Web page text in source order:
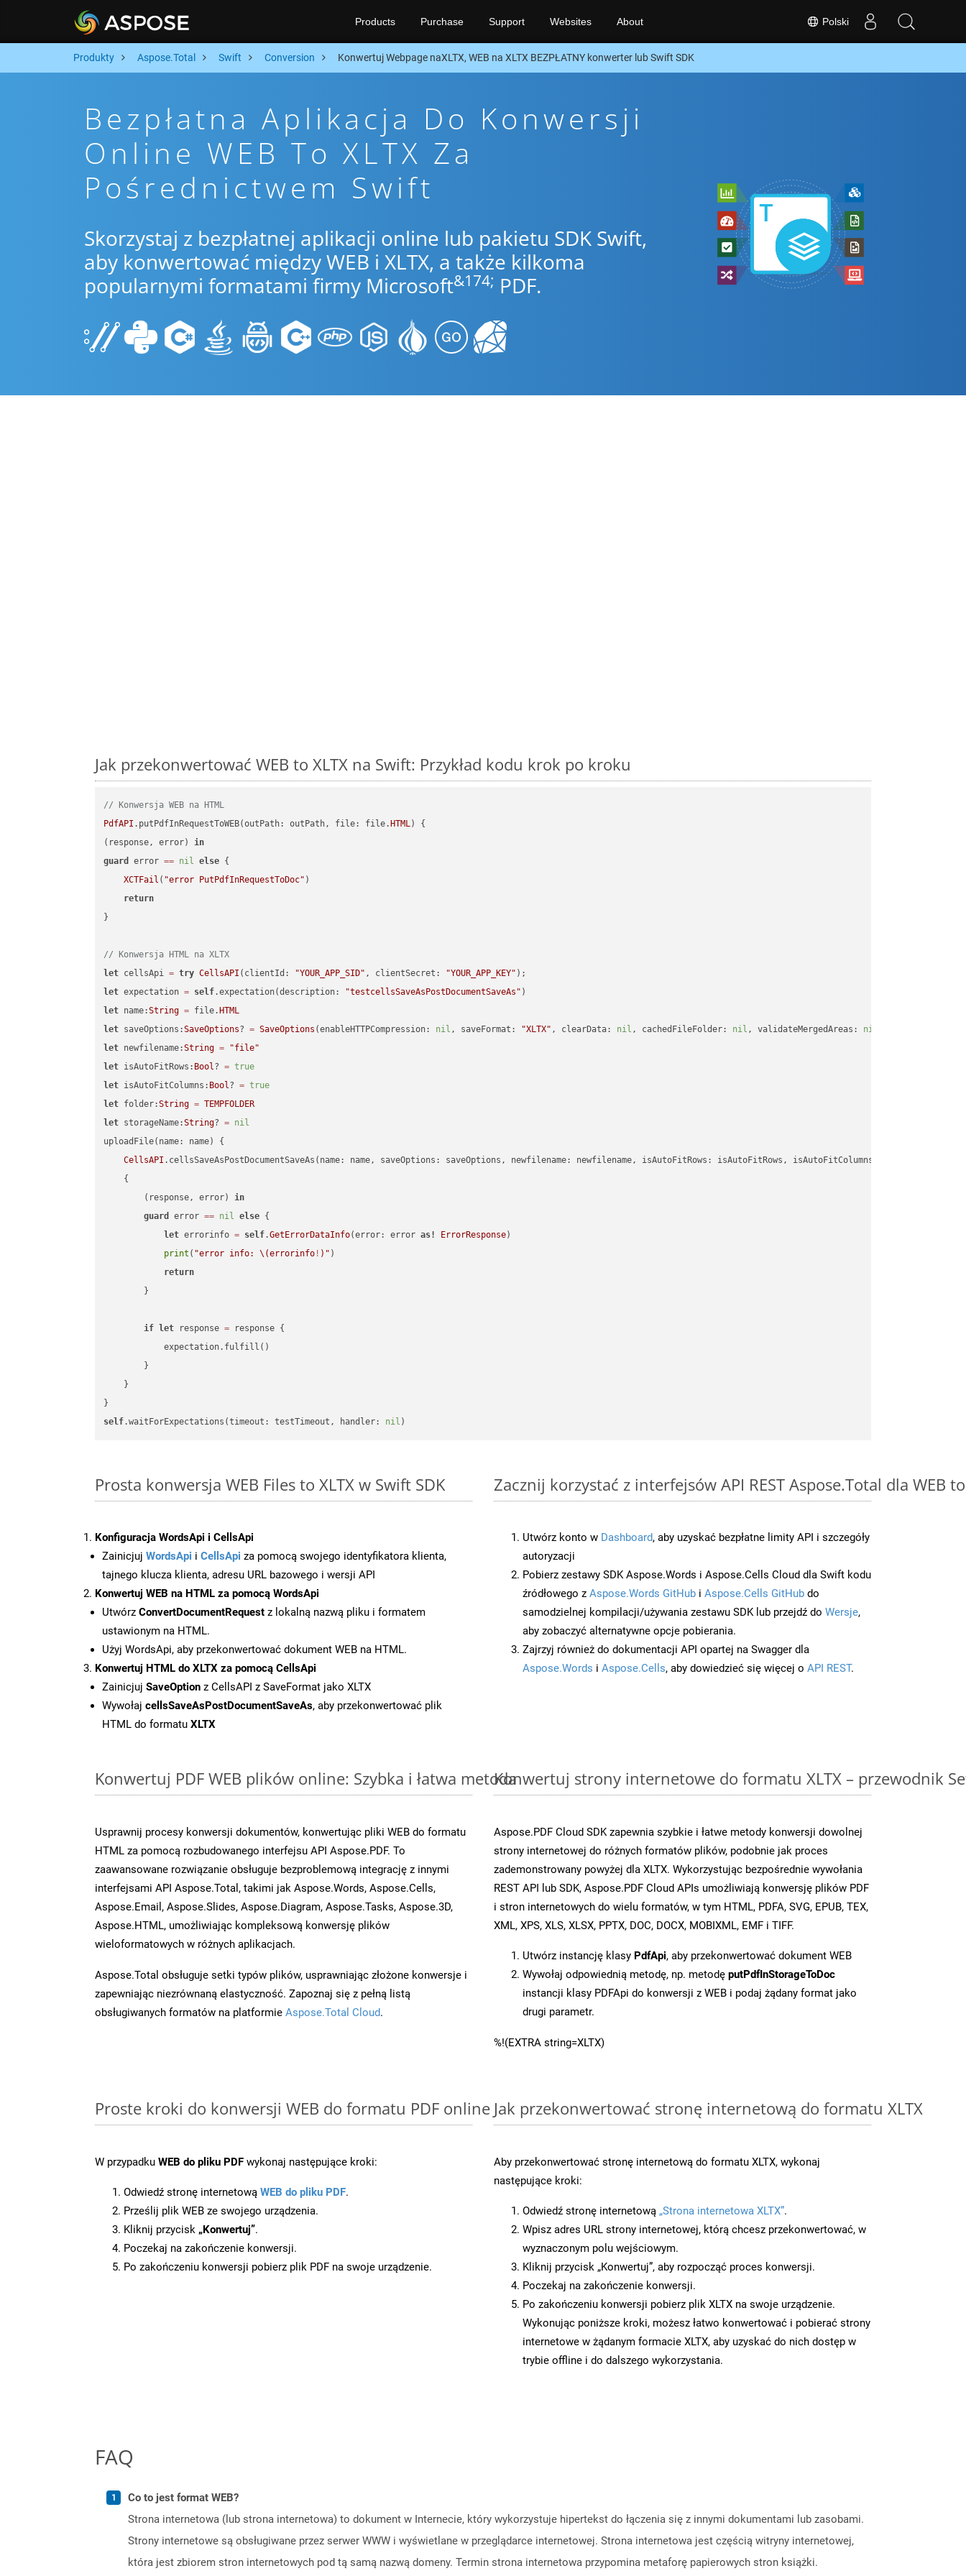
Polski
Products Purchase Support Websites About
Produkty Aspose.Total Swift Conversion Konwertuj Webpage naXLTX, WEB na XLTX BEZPŁATNY konwerter lub Swift SDK
Bezpłatna Aplikacja Do Konwersji
Online WEB To XLTX Za
Pośrednictwem Swift
Skorzystaj z bezpłatnej aplikacji online lub pakietu SDK Swift,
aby konwertować między WEB i XLTX, a także kilkoma
popularnymi formatami firmy Microsoft&174; PDF.
Jak przekonwertować WEB to XLTX na Swift: Przykład kodu krok po kroku
// Konwersja WEB na HTML
PdfAPI .putPdfInRequestToWEB(outPath: outPath, file: file. HTML) {
(response, error) in
guard
error == nil else {
XCTFail ( "error PutPdfInRequestToDoc" )
return
}
// Konwersja HTML na XLTX
let cellsApi = try CellsAPI (clientId: "YOUR_APP_SID" , clientSecret: "YOUR_APP_KEY"
let expectation = self.expectation(description: "testcellsSaveAsPostDocumentSaveAs"
let name:String = file. HTML
let saveOptions:SaveOptions? = SaveOptions (enableHTTPCompression: nil , saveFormat: "XLTX" , clearData: nil , cachedFileFolder: nil , validateMergedAreas: nil
let newfilename:String =
"file"
let isAutoFitRows: Bool? = true
let isAutoFitColumns: Bool? = true
let folder:String = TEMPFOLDER
let storageName:String? = nil
uploadFile(name: name) {
CellsAPI .cellsSaveAsPostDocumentSaveAs(name: name, saveOptions: saveOptions, newfilename: newfilename, isAutoFitRows: isAutoFitRows, isAutoFitColumns:
    {
        (response, error)
in
guard
error == nil else {
let errorinfo = self.GetErrorDataInfo(error: error as! ErrorResponse)
print ( "error info: \(errorinfo ! ) " )
return
        }
if let response = response {
            expectation.fulfill()
        }
    }
self.waitForExpectations(timeout: testTimeout, handler: nil
Prosta konwersja WEB Files to XLTX w Swift SDK
Konfiguracja WordsApi i CellsApi
Zainicjuj WordsApi i CellsApi za pomocą swojego identyfikatora klienta,
tajnego klucza klienta, adresu URL bazowego i wersji API
Konwertuj WEB na HTML za pomocą WordsApi
Utwórz ConvertDocumentRequest z lokalną nazwą pliku i formatem
ustawionym na HTML.
Użyj WordsApi, aby przekonwertować dokument WEB na HTML.
Konwertuj HTML do XLTX za pomocą CellsApi
Zainicjuj SaveOption z CellsAPI z SaveFormat jako XLTX
Wywołaj cellsSaveAsPostDocumentSaveAs, aby przekonwertować plik
HTML do formatu XLTX
Zacznij korzystać z interfejsów API REST Aspose.Total dla WEB to
Utwórz konto w Dashboard, aby uzyskać bezpłatne limity API i szczegóły
autoryzacji
Pobierz zestawy SDK Aspose.Words i Aspose.Cells Cloud dla Swift kodu
źródłowego z Aspose.Words GitHub i Aspose.Cells GitHub do
samodzielnej kompilacji/używania zestawu SDK lub przejdź do Wersje,
aby zobaczyć alternatywne opcje pobierania.
Zajrzyj również do dokumentacji API opartej na Swagger dla
Aspose.Words i Aspose.Cells, aby dowiedzieć się więcej o API REST.
Konwertuj PDF WEB plików online: Szybka i łatwa metoda
Usprawnij procesy konwersji dokumentów, konwertując pliki WEB do formatu
HTML za pomocą rozbudowanego interfejsu API Aspose.PDF. To
zaawansowane rozwiązanie obsługuje bezproblemową integrację z innymi
interfejsami API Aspose.Total, takimi jak Aspose.Words, Aspose.Cells,
Aspose.Email, Aspose.Slides, Aspose.Diagram, Aspose.Tasks, Aspose.3D,
Aspose.HTML, umożliwiając kompleksową konwersję plików
wieloformatowych w różnych aplikacjach.
Aspose.Total obsługuje setki typów plików, usprawniając złożone konwersje i
zapewniając niezrównaną elastyczność. Zapoznaj się z pełną listą
obsługiwanych formatów na platformie Aspose.Total Cloud.
Konwertuj strony internetowe do formatu XLTX – przewodnik
Aspose.PDF Cloud SDK zapewnia szybkie i łatwe metody konwersji dowolnej
strony internetowej do różnych formatów plików, podobnie jak proces
zademonstrowany powyżej dla XLTX. Wykorzystując bezpośrednie wywołania
REST API lub SDK, Aspose.PDF Cloud APIs umożliwiają konwersję plików PDF
i stron internetowych do wielu formatów, w tym HTML, PDFA, SVG, EPUB, TEX,
XML, XPS, XLS, XLSX, PPTX, DOC, DOCX, MOBIXML, EMF i TIFF.
Utwórz instancję klasy PdfApi, aby przekonwertować dokument WEB
Wywołaj odpowiednią metodę, np. metodę putPdfInStorageToDoc
instancji klasy PDFApi do konwersji z WEB i podaj żądany format jako
drugi parametr.
%!(EXTRA string=XLTX)
Proste kroki do konwersji WEB do formatu PDF online
W przypadku WEB do pliku PDF wykonaj następujące kroki:
Odwiedź stronę internetową WEB do pliku PDF.
Prześlij plik WEB ze swojego urządzenia.
Kliknij przycisk „Konwertuj”.
Poczekaj na zakończenie konwersji.
Po zakończeniu konwersji pobierz plik PDF na swoje urządzenie.
Jak przekonwertować stronę internetową do formatu XLTX
Aby przekonwertować stronę internetową do formatu XLTX, wykonaj
następujące kroki:
Odwiedź stronę internetową „Strona internetowa XLTX”.
Wpisz adres URL strony internetowej, którą chcesz przekonwertować, w
wyznaczonym polu wejściowym.
Kliknij przycisk „Konwertuj”, aby rozpocząć proces konwersji.
Poczekaj na zakończenie konwersji.
Po zakończeniu konwersji pobierz plik XLTX na swoje urządzenie.
Wykonując poniższe kroki, możesz łatwo konwertować i pobierać strony
internetowe w żądanym formacie XLTX, aby uzyskać do nich dostęp w
trybie offline i do dalszego wykorzystania.
FAQ
Co to jest format WEB?
Strona internetowa (lub strona internetowa) to dokument w Internecie, który wykorzystuje hipertekst do łączenia się z innymi dokumentami lub zasobami.
Strony internetowe są obsługiwane przez serwer WWW i wyświetlane w przeglądarce internetowej. Strona internetowa jest częścią witryny internetowej,
która jest zbiorem stron internetowych pod tą samą nazwą domeny. Termin strona internetowa przypomina metaforę papierowych stron książki.